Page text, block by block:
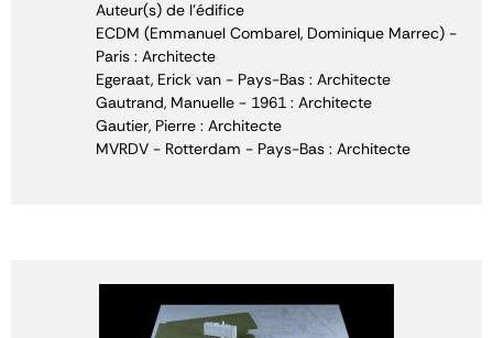
Auteur(s) de l'édifice
ECDM (Emmanuel Combarel, Dominique Marrec) -
Paris : Architecte
Egeraat, Erick van - Pays-Bas : Architecte
Gautrand, Manuelle - 1961 : Architecte
Gautier, Pierre : Architecte
MVRDV - Rotterdam - Pays-Bas : Architecte